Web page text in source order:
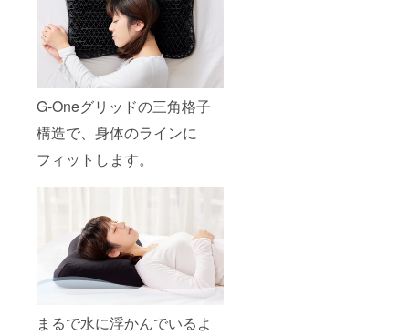
G-Oneグリッドの三角格子
構造で、身体のラインに
フィットします。
まるで水に浮かんでいるよ